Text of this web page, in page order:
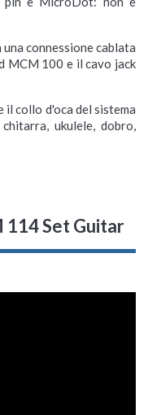
connessione cablata
MCM 100 e il cavo jack
il collo d'oca del sistema
ukulele, dobro,
Set Guitar